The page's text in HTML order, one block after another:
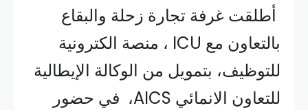
أطلقت غرفة تجارة زحلة والبقاع
بالتعاون مع ICU ، منصة الكترونية
للتوظيف، بتمويل من الوكالة الإيطالية
للتعاون الانمائي AICS، في حضور